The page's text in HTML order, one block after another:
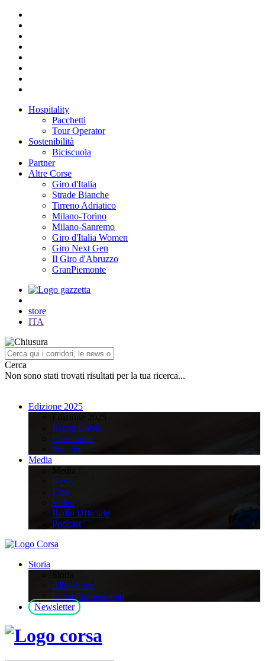
Hospitality
Pacchetti
Tour Operator
Sostenibilità
Biciscuola
Partner
Altre Corse
Giro d'Italia
Strade Bianche
Tirreno Adriatico
Milano-Torino
Milano-Sanremo
Giro d'Italia Women
Giro Next Gen
Il Giro d'Abruzzo
GranPiemonte
store
ITA
Cerca
Non sono stati trovati risultati per la tua ricerca...
Edizione 2025
Recap Corsa
Classifiche
Squadre
Media
News
Foto
Video
Radio Ufficiale
Podcast
Storia
Albo d’oro
Edizioni precedenti
Newsletter